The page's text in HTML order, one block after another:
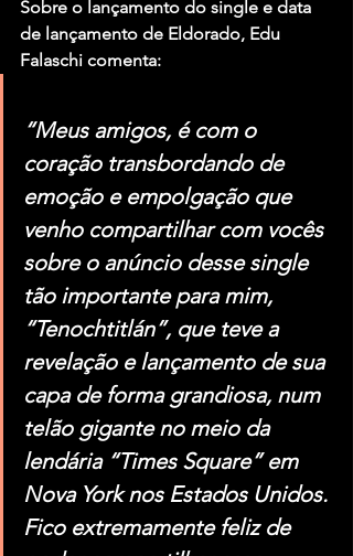
Sobre o lançamento do single e data
de lançamento de Eldorado, Edu
Falaschi comenta:
“Meus amigos, é com o
coração transbordando de
emoção e empolgação que
venho compartilhar com vocês
sobre o anúncio desse single
tão importante para mim,
“Tenochtitlán”, que teve a
revelação e lançamento de sua
capa de forma grandiosa, num
telão gigante no meio da
lendária “Times Square” em
Nova York nos Estados Unidos.
Fico extremamente feliz de